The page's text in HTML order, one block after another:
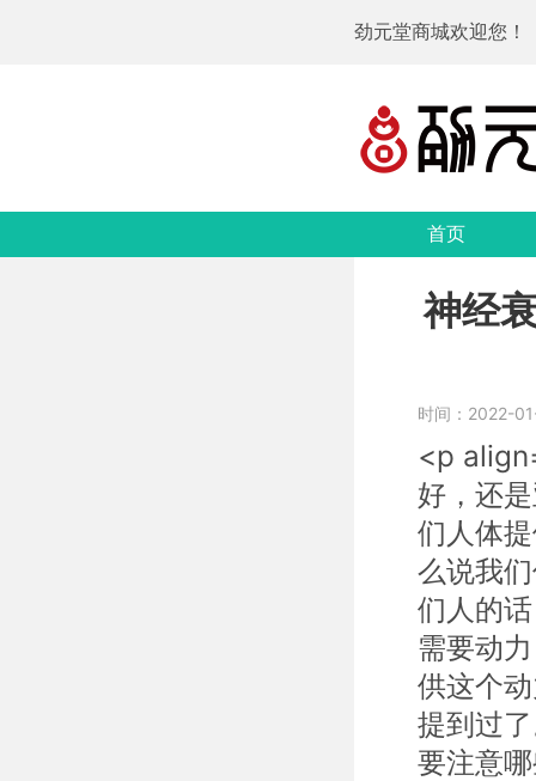
劲元堂商城欢迎您！
首页
神经
时间：2022-
<p
好，还
们人体
么说我
们人的
需要动
供这个
提到过
要注意